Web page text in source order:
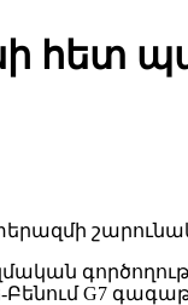
հետ
G7